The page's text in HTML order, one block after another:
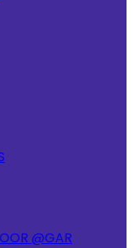
@GAR